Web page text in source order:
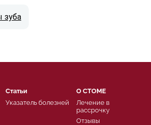
зуба
О СТОМЕ
Лечение в
рассрочку
Отзывы
Статьи
Указатель болезней